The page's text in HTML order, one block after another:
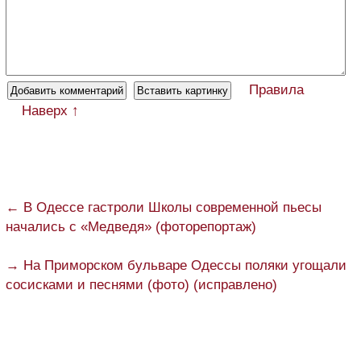
Правила
Наверх ↑
← В Одессе гастроли Школы современной пьесы
начались с «Медведя» (фоторепортаж)
→ На Приморском бульваре Одессы поляки угощали
сосисками и песнями (фото) (исправлено)